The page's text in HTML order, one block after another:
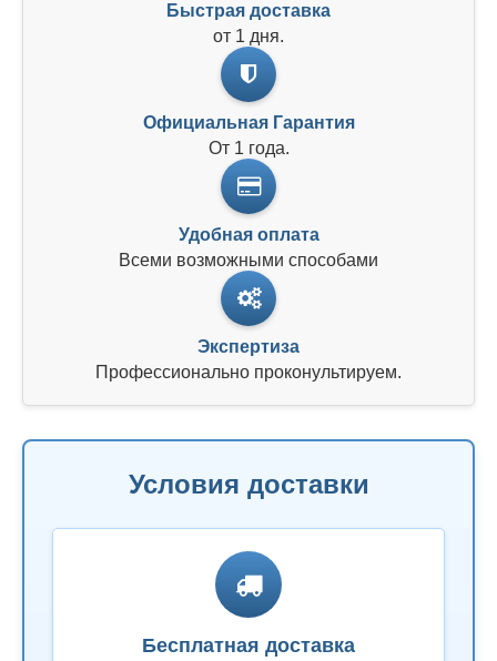
Быстрая доставка
от 1 дня.
Официальная Гарантия
От 1 года.
Удобная оплата
Всеми возможными способами
Экспертиза
Профессионально проконультируем.
Условия доставки
Бесплатная доставка